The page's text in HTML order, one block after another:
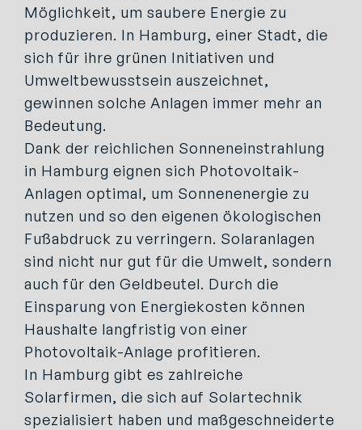
Möglichkeit, um saubere Energie zu
produzieren. In Hamburg, einer Stadt, die
sich für ihre grünen Initiativen und
Umweltbewusstsein auszeichnet,
gewinnen solche Anlagen immer mehr an
Bedeutung.
Dank der reichlichen Sonneneinstrahlung
in Hamburg eignen sich Photovoltaik-
Anlagen optimal, um Sonnenenergie zu
nutzen und so den eigenen ökologischen
Fußabdruck zu verringern. Solaranlagen
sind nicht nur gut für die Umwelt, sondern
auch für den Geldbeutel. Durch die
Einsparung von Energiekosten können
Haushalte langfristig von einer
Photovoltaik-Anlage profitieren.
In Hamburg gibt es zahlreiche
Solarfirmen, die sich auf Solartechnik
spezialisiert haben und maßgeschneiderte